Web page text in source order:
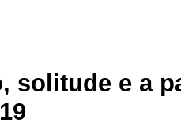
solitude e a